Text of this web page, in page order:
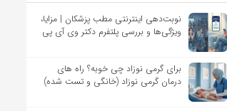
نوبت‌دهی اینترنتی مطب پزشکان | مزایا،
ویژگی‌ها و بررسی پلتفرم دکتر وی آی پی
برای گرمی نوزاد چی خوبه؟ راه های
درمان گرمی نوزاد (خانگی و تست شده)